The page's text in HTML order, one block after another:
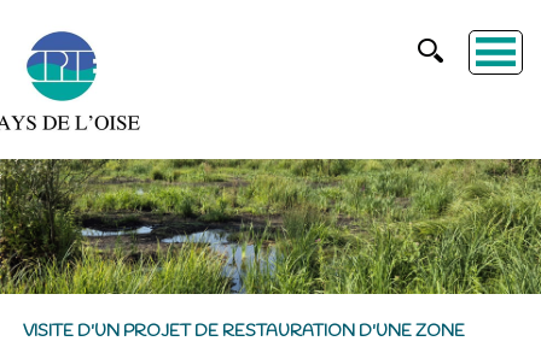
VISITE D'UN PROJET DE RESTAURATION D'UNE ZONE